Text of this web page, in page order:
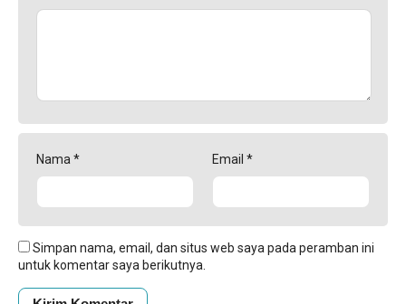
Nama* Email *
Simpan nama, email, dan situs web saya pada peramban ini
untuk komentar saya berikutnya.